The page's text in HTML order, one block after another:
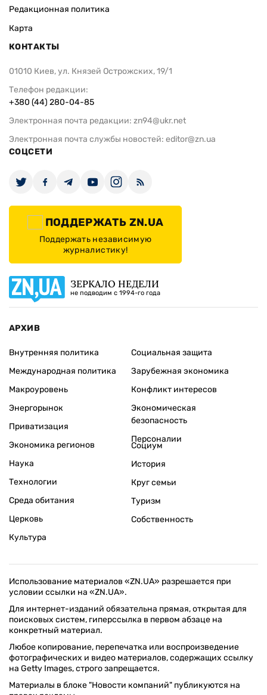
Редакционная политика
Карта
КОНТАКТЫ
01010 Киев, ул. Князей Острожских, 19/1
Телефон редакции:
+380 (44) 280-04-85
Электронная почта редакции: zn94@ukr.net
Электронная почта службы новостей: editor@zn.ua
СОЦСЕТИ
ПОДДЕРЖАТЬ ZN.UA
Поддержать независимую
журналистику!
ЗЕРКАЛО НЕДЕЛИ
не подводим с 1994-го года
АРХИВ
Внутренняя политика
Международная политика
Макроуровень
Энергорынок
Приватизация
Экономика регионов
Социальная защита
Зарубежная экономика
Конфликт интересов
Экономическая
безопасность
Персоналии
Наука
Технологии
Среда обитания
Церковь
Культура
Социум
История
Круг семьи
Туризм
Собственность
Использование материалов «ZN.UA» разрешается при
условии ссылки на «ZN.UA».
Для интернет-изданий обязательна прямая, открытая для
поисковых систем, гиперссылка в первом абзаце на
конкретный материал.
Любое копирование, перепечатка или воспроизведение
фотографических и видео материалов, содержащих ссылку
на Getty Images, строго запрещается.
Материалы в блоке "Новости компаний" публикуются на